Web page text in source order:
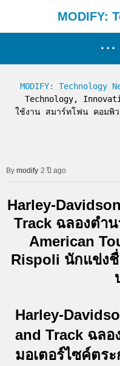
MODIFY:
MODIFY: Technology
ใช้งาน สมาร์ทโฟน คอมพิว
modify 2 ปี ago
Harley-
Track ฉลองตำ
American
Rispoli นักแข่ง
Harley-
and Track ฉลอ
มอเตอร์ไซค์ตร